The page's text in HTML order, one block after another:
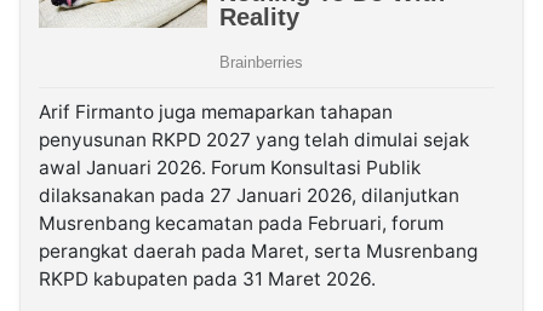
Arif Firmanto juga memaparkan tahapan
penyusunan RKPD 2027 yang telah dimulai sejak
awal Januari 2026. Forum Konsultasi Publik
dilaksanakan pada 27 Januari 2026, dilanjutkan
Musrenbang kecamatan pada Februari, forum
perangkat daerah pada Maret, serta Musrenbang
RKPD kabupaten pada 31 Maret 2026.